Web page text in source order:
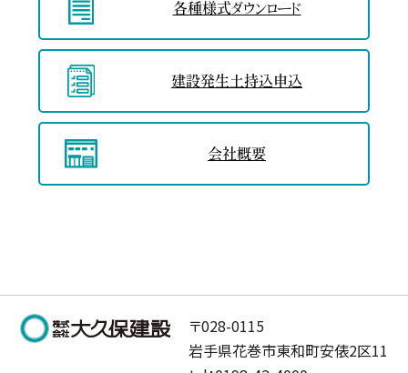
各種様式ダウンロード
建設発生土持込申込
会社概要
〒028-0115
岩手県花巻市東和町安俵2区11